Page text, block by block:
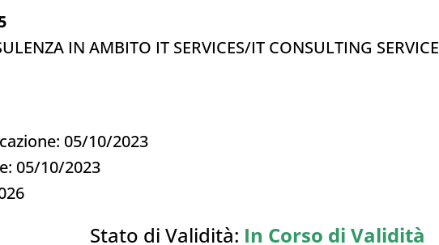
IN AMBITO IT SERVICES/IT CONSULTING
05/10/2023
05/10/2023
Stato di Validità: In Corso di Validità